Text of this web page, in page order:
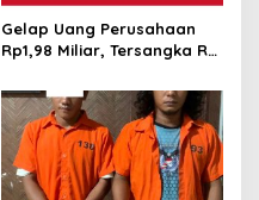
Gelap Uang Perusahaan
Rp1,98 Miliar, Tersangka RS
PN Bengkalis, JPU Ajukan
Banding